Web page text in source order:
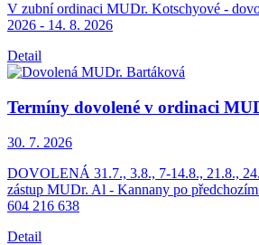
V zubní ordinaci MUDr. Kotschyové -
2026 - 14. 8. 2026
Detail
Termíny dovolené v ordinaci
30. 7. 2026
DOVOLENÁ 31.7., 3.8., 7-14.8., 21.8.,
zástup MUDr. Al - Kannany po
604 216 638
Detail